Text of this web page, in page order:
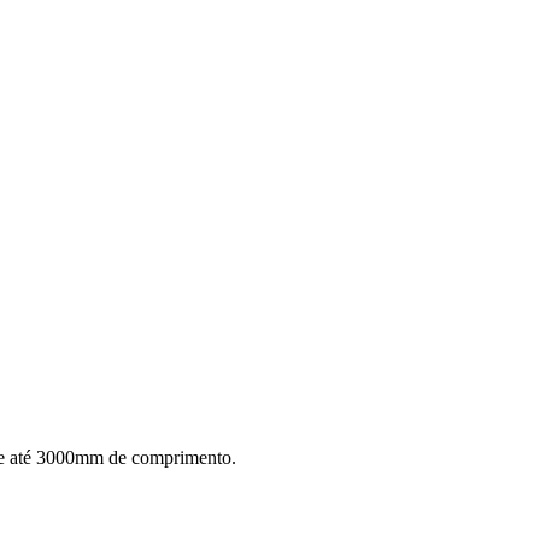
até 3000mm de comprimento.